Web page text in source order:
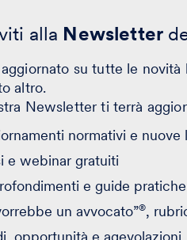
alla Newsletter
aggiornato su tutte le
altro.
Newsletter ti terrà
normativi e nuove
e webinar gratuiti
e guide pratiche
un avvocato”®,
opportunità e agevolazioni